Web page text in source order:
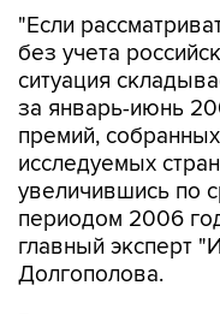
ситуация
за январь-июнь
премий,
исследуемых
увеличившись по
периодом 2006
главный эксперт
Долгополова.
В первом